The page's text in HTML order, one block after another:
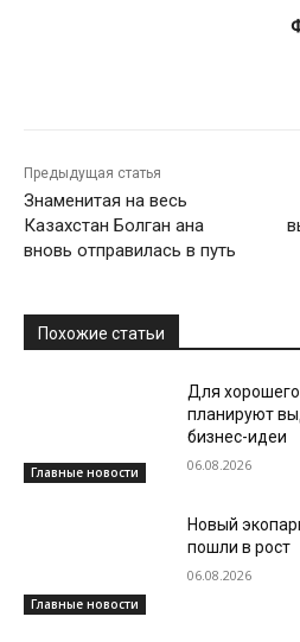
Предыдущая статья
Знаменитая на весь
Казахстан Болган ана
вновь отправилась в путь
Похожие статьи
Главные новости
Для хорошего
планируют
бизнес-идеи
06.08.2026
Главные новости
Новый
пошли в рост
06.08.2026